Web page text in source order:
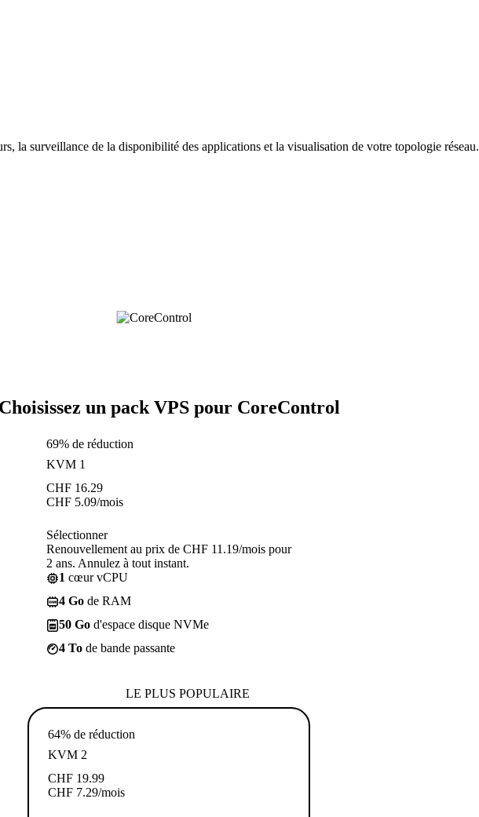
la surveillance de la disponibilité des applications et la visualisation de votre topologie réseau.
Choisissez un pack VPS pour CoreControl
69% de réduction
KVM 1
CHF 16.29
CHF 5.09/mois
Sélectionner
Renouvellement au prix de CHF 11.19/mois pour
2 ans. Annulez à tout instant.
1 cœur vCPU
4 Go de RAM
50 Go d'espace disque NVMe
4 To de bande passante
LE PLUS POPULAIRE
64% de réduction
KVM 2
CHF 19.99
CHF 7.29/mois